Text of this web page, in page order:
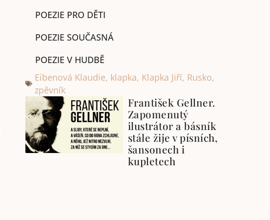
POEZIE PRO DĚTI
POEZIE SOUČASNÁ
POEZIE V HUDBĚ
Eibenová Klaudie, klapka, Klapka Jiří, Rusko,
zpěvník
František Gellner.
Zapomenutý
ilustrátor a básník
stále žije v písních,
šansonech i
kupletech